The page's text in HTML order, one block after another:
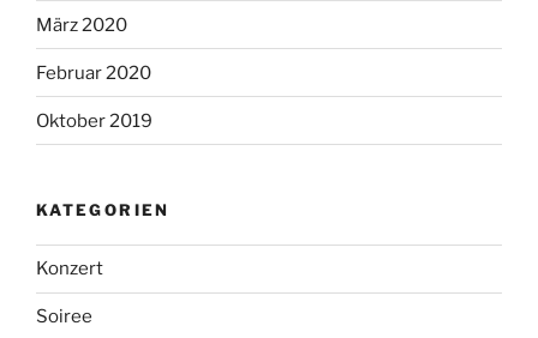
März 2020
Februar 2020
Oktober 2019
KATEGORIEN
Konzert
Soiree